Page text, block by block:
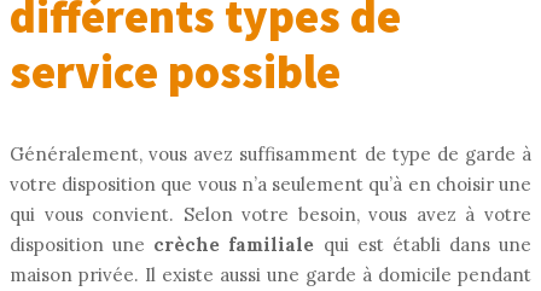
différents types de
service possible
Généralement, vous avez suffisamment de type de garde à
votre disposition que vous n’a seulement qu’à en choisir une
qui vous convient. Selon votre besoin, vous avez à votre
disposition une crèche familiale qui est établi dans une
maison privée. Il existe aussi une garde à domicile pendant